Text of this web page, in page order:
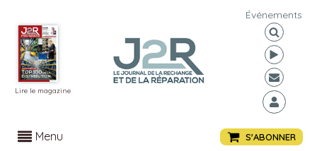
Lire le magazine
Événements
Menu S'ABONNER